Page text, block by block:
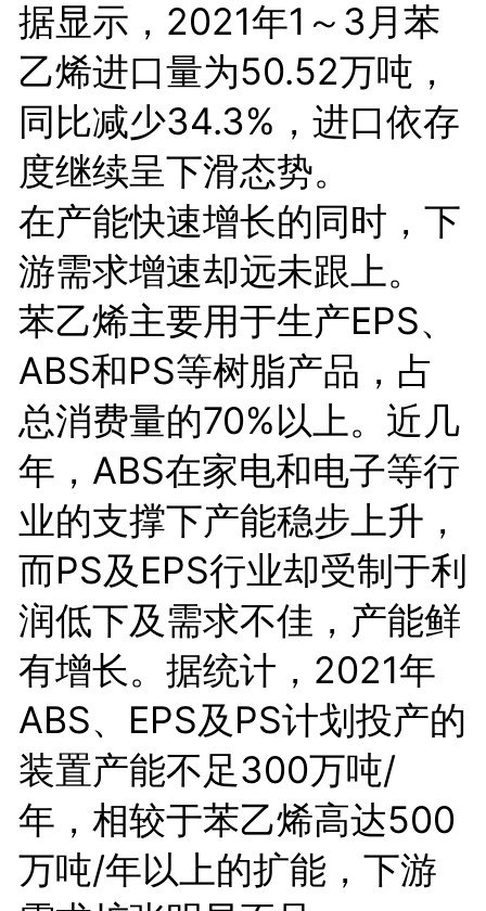
据显示，2021年1～3月苯
乙烯进口量为50.52万吨，
同比减少34.3%，进口依存
度继续呈下滑态势。
在产能快速增长的同时，下
游需求增速却远未跟上。
苯乙烯主要用于生产EPS、
ABS和PS等树脂产品，占
总消费量的70%以上。近几
年，ABS在家电和电子等行
业的支撑下产能稳步上升，
而PS及EPS行业却受制于利
润低下及需求不佳，产能鲜
有增长。据统计，2021年
ABS、EPS及PS计划投产的
装置产能不足300万吨/
年，相较于苯乙烯高达500
万吨/年以上的扩能，下游